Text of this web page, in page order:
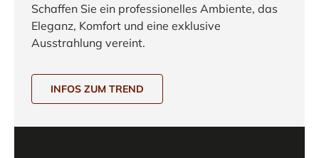
Schaffen Sie ein professionelles Ambiente, das
Eleganz, Komfort und eine exklusive
Ausstrahlung vereint.
INFOS ZUM TREND